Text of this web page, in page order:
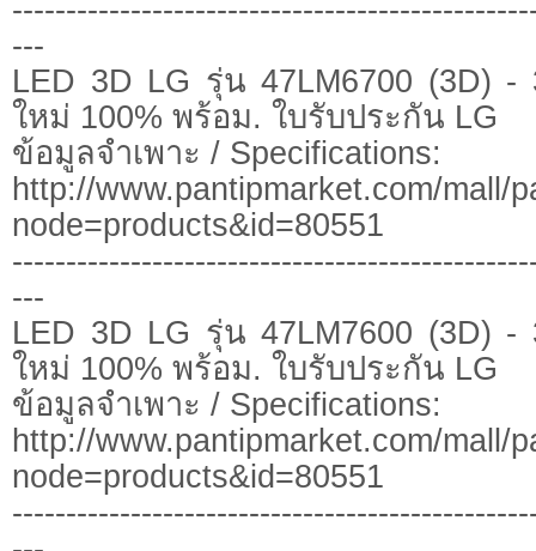
---
LED 3D LG รุ่น 47LM6700 (3D)
ใหม่ 100% พร้อม. ใบรับประกัน LG
ข้อมูลจำเพาะ / Specifications:
http://www.pantipmarket.com/mall/
node=products&id=80551
---
LED 3D LG รุ่น 47LM7600 (3D)
ใหม่ 100% พร้อม. ใบรับประกัน LG
ข้อมูลจำเพาะ / Specifications:
http://www.pantipmarket.com/mall/
node=products&id=80551